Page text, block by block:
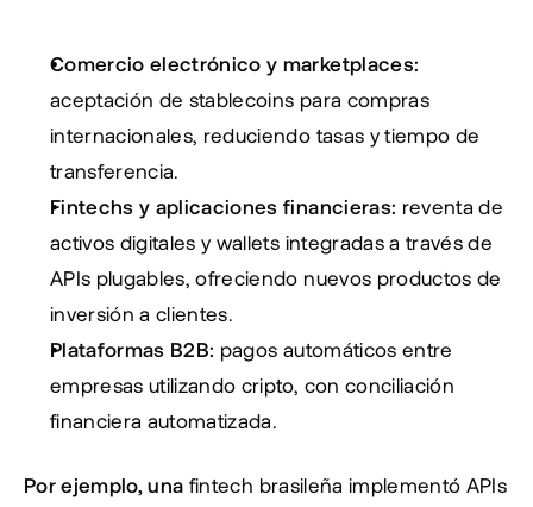
Comercio electrónico y marketplaces:
aceptación de stablecoins para compras
internacionales, reduciendo tasas y tiempo de
transferencia.
Fintechs y aplicaciones financieras: reventa de
activos digitales y wallets integradas a través de
APIs plugables, ofreciendo nuevos productos de
inversión a clientes.
Plataformas B2B: pagos automáticos entre
empresas utilizando cripto, con conciliación
financiera automatizada.
Por ejemplo, una fintech brasileña implementó APIs